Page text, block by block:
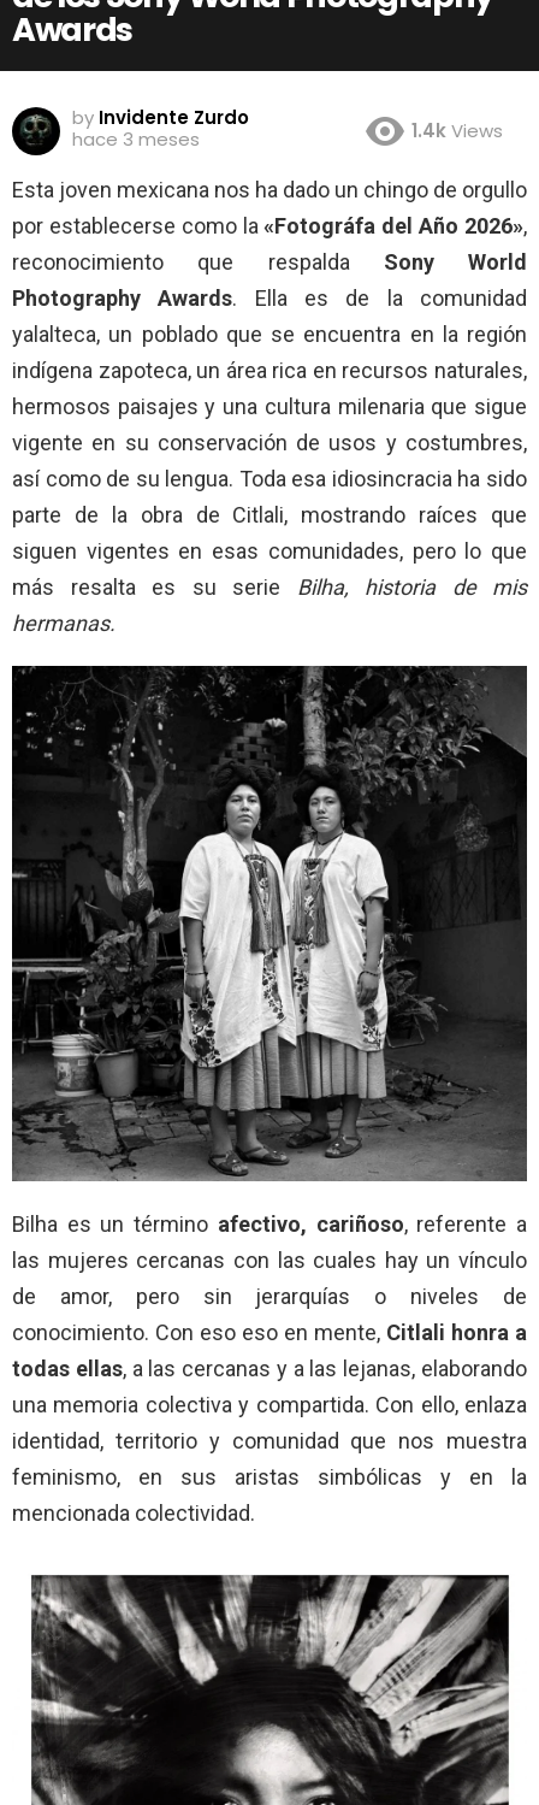
Awards
by Invidente Zurdo
hace 3 meses
1.4kViews
Esta joven mexicana nos ha dado un chingo de orgullo
por establecerse como la«Fotográfa del Año 2026»,
reconocimiento que respalda Sony World
Photography Awards. Ella es de la comunidad
yalalteca, un poblado que se encuentra en la región
indígena zapoteca, un área rica en recursos naturales,
hermosos paisajes y una cultura milenaria que sigue
vigente en su conservación de usos y costumbres,
así como de su lengua. Toda esa idiosincracia ha sido
parte de la obra de Citlali, mostrando raíces que
siguen vigentes en esas comunidades, pero lo que
más resalta es su serie Bilha, historia de mis
hermanas.
Bilha es un término afectivo, cariñoso, referente a
las mujeres cercanas con las cuales hay un vínculo
de amor, pero sin jerarquías o niveles de
conocimiento. Con eso eso en mente, Citlali honra a
todas ellas, a las cercanas y a las lejanas, elaborando
una memoria colectiva y compartida. Con ello, enlaza
identidad, territorio y comunidad que nos muestra
feminismo, en sus aristas simbólicas y en la
mencionada colectividad.